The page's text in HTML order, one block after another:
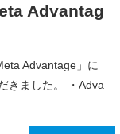
Advantag
Advantage」に
きました。 ・Adva